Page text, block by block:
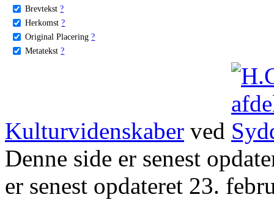
Brevtekst ?
Herkomst ?
Original Placering ?
Metatekst ?
Kulturvidenskaber ved
Denne side er senest
er senest opdateret 23.